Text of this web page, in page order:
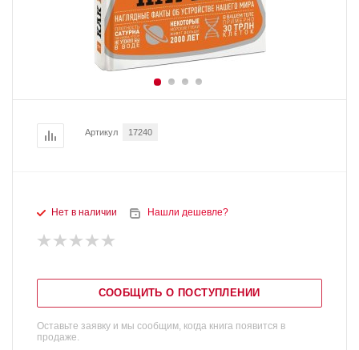
Артикул 17240
Нет в наличии Нашли дешевле?
СООБЩИТЬ О ПОСТУПЛЕНИИ
Оставьте заявку и мы сообщим, когда книга появится в
продаже.